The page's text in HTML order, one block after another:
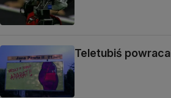
Teletubiś powraca